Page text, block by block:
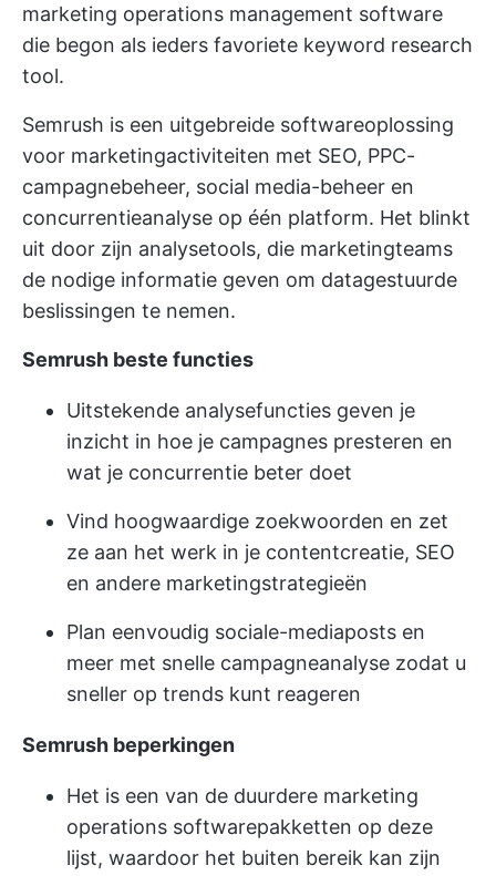
marketing operations management software
die begon als ieders favoriete keyword research
tool.
Semrush is een uitgebreide softwareoplossing
voor marketingactiviteiten met SEO, PPC-
campagnebeheer, social media-beheer en
concurrentieanalyse op één platform. Het blinkt
uit door zijn analysetools, die marketingteams
de nodige informatie geven om datagestuurde
beslissingen te nemen.
Semrush beste functies
Uitstekende analysefuncties geven je
inzicht in hoe je campagnes presteren en
wat je concurrentie beter doet
Vind hoogwaardige zoekwoorden en zet
ze aan het werk in je contentcreatie, SEO
en andere marketingstrategieën
Plan eenvoudig sociale-mediaposts en
meer met snelle campagneanalyse zodat u
sneller op trends kunt reageren
Semrush beperkingen
Het is een van de duurdere marketing
operations softwarepakketten op deze
lijst, waardoor het buiten bereik kan zijn